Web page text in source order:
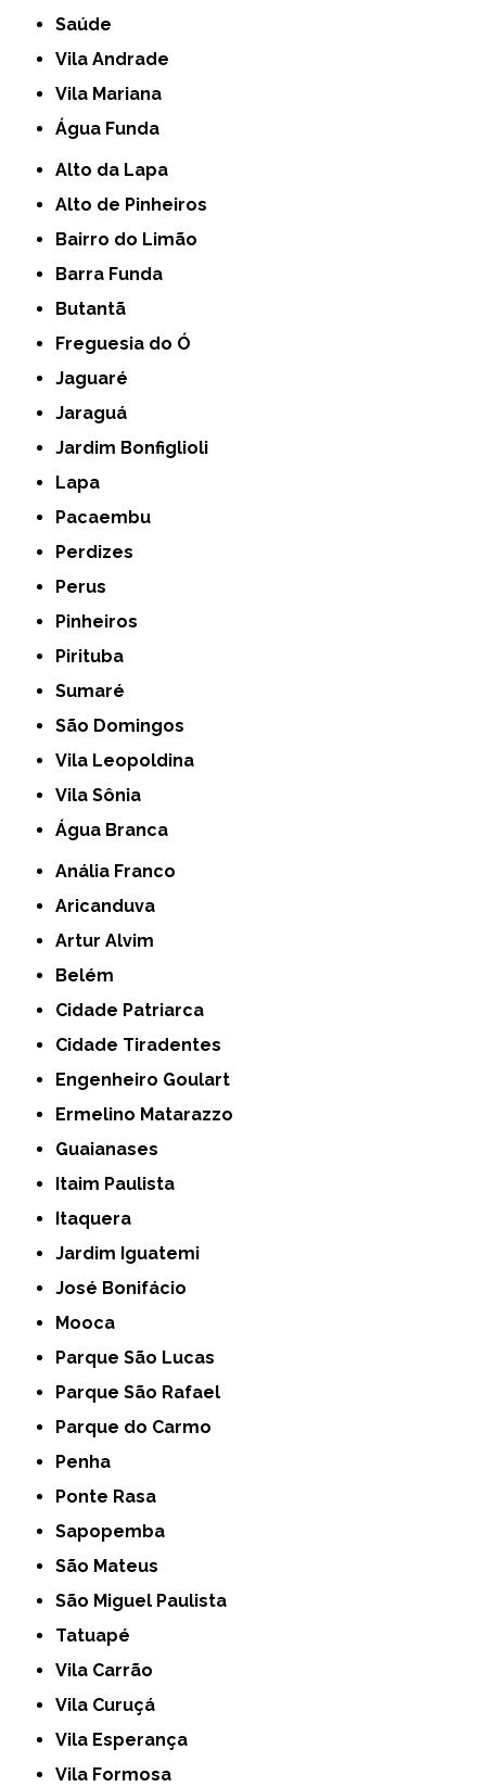
Saúde
Vila Andrade
Vila Mariana
Água Funda
Alto da Lapa
Alto de Pinheiros
Bairro do Limão
Barra Funda
Butantã
Freguesia do Ó
Jaguaré
Jaraguá
Jardim Bonfiglioli
Lapa
Pacaembu
Perdizes
Perus
Pinheiros
Pirituba
Sumaré
São Domingos
Vila Leopoldina
Vila Sônia
Água Branca
Anália Franco
Aricanduva
Artur Alvim
Belém
Cidade Patriarca
Cidade Tiradentes
Engenheiro Goulart
Ermelino Matarazzo
Guaianases
Itaim Paulista
Itaquera
Jardim Iguatemi
José Bonifácio
Mooca
Parque São Lucas
Parque São Rafael
Parque do Carmo
Penha
Ponte Rasa
Sapopemba
São Mateus
São Miguel Paulista
Tatuapé
Vila Carrão
Vila Curuçá
Vila Esperança
Vila Formosa